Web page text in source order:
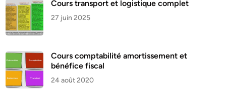
Cours transport et logistique complet
27 juin 2025
Cours comptabilité amortissement et
bénéfice fiscal
24 août 2020